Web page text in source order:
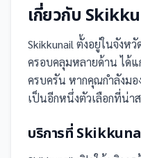
เกี่ยวกับ
Skikkunail ตั้งอยู่ในจังหวั
ครอบคลุมหลายด้าน ได้แ
ครบครัน หากคุณกำลังมอ
เป็นอีกหนึ่งตัวเลือกที่น่า
บริการที่